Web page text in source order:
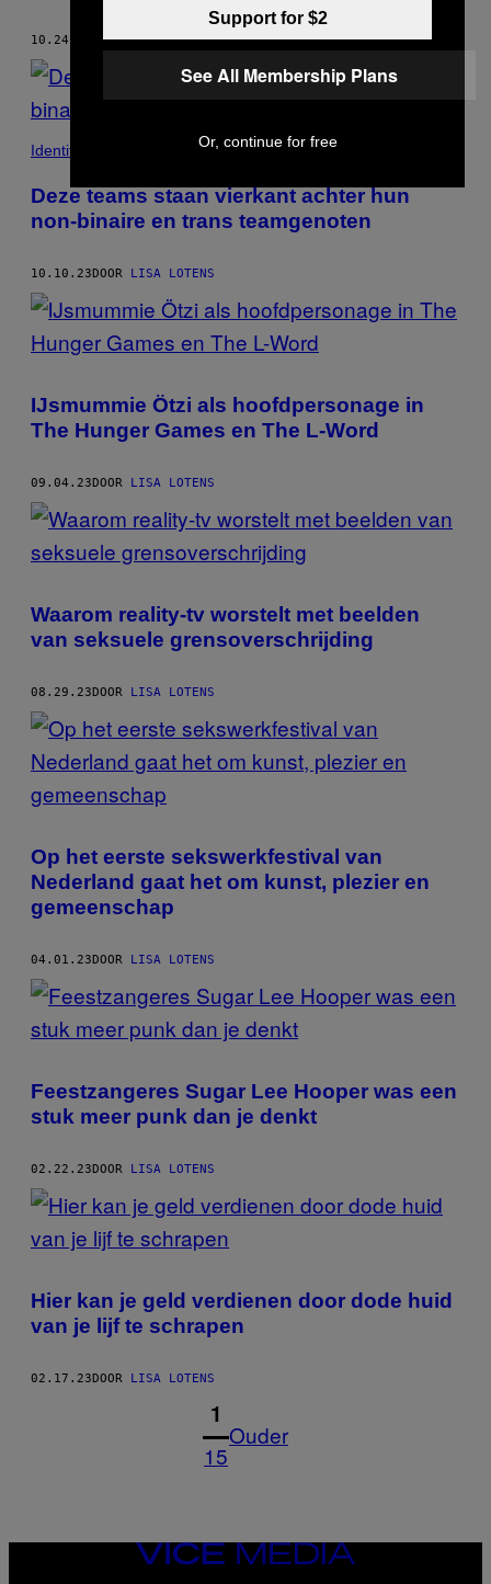
10.24.23 DOORLISA LOTENS
Identiteit
Deze teams staan vierkant achter hun
non-binaire en trans teamgenoten
10.10.23DOOR LISA LOTENS
IJsmummie Ötzi als hoofdpersonage in
The Hunger Games en The L-Word
09.04.23DOOR LISA LOTENS
Waarom reality-tv worstelt met beelden
van seksuele grensoverschrijding
08.29.23DOOR LISA LOTENS
Op het eerste sekswerkfestival van
Nederland gaat het om kunst, plezier en
gemeenschap
04.01.23DOOR LISA LOTENS
Feestzangeres Sugar Lee Hooper was een
stuk meer punk dan je denkt
02.22.23DOOR LISA LOTENS
Hier kan je geld verdienen door dode huid
van je lijf te schrapen
02.17.23DOOR LISA LOTENS
1
15
Ouder
VICE
MEDIA
Support for $2
See All Membership Plans
Or, continue for free